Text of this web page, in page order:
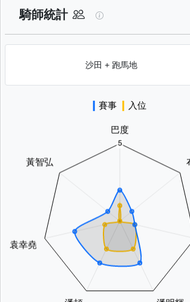
析：查看香港賽駒在不同途程
騎師統計 飛輪霸（K320